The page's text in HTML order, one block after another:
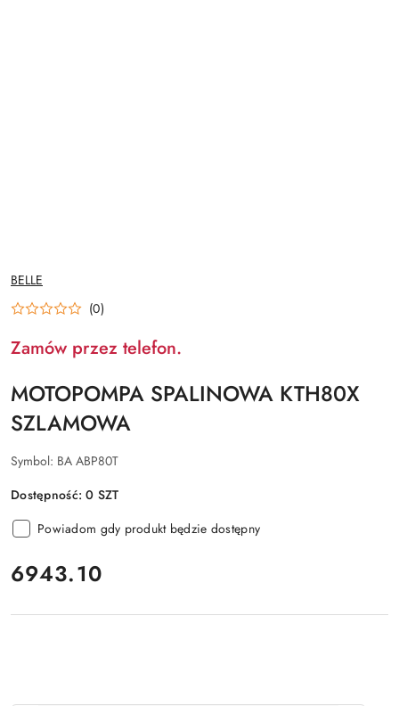
NAZWA
PRODUCENTA:
BELLE
(0)
Zamów przez telefon.
MOTOPOMPA SPALINOWA KTH80X
SZLAMOWA
Symbol: BA ABP80T
Dostępność:0 SZT
Powiadom gdy produkt będzie dostępny
cena:
6943.10